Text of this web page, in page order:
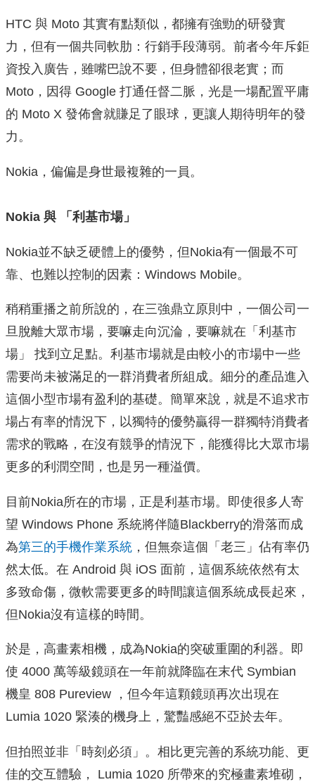
HTC 與 Moto 其實有點類似，都擁有強勁的研發實
力，但有一個共同軟肋：行銷手段薄弱。前者今年斥鉅
資投入廣告，雖嘴巴說不要，但身體卻很老實；而
Moto，因得 Google 打通任督二脈，光是一場配置平庸
的 Moto X 發佈會就賺足了眼球，更讓人期待明年的發
力。
Nokia，偏偏是身世最複雜的一員。
Nokia 與 「利基市場」
Nokia並不缺乏硬體上的優勢，但Nokia有一個最不可
靠、也難以控制的因素：Windows Mobile。
稍稍重播之前所說的，在三強鼎立原則中，一個公司一
旦脫離大眾市場，要嘛走向沉淪，要嘛就在「利基市
場」 找到立足點。利基市場就是由較小的市場中一些
需要尚未被滿足的一群消費者所組成。細分的產品進入
這個小型市場有盈利的基礎。簡單來說，就是不追求市
場占有率的情況下，以獨特的優勢贏得一群獨特消費者
需求的戰略，在沒有競爭的情況下，能獲得比大眾市場
更多的利潤空間，也是另一種溢價。
目前Nokia所在的市場，正是利基市場。即使很多人寄
望 Windows Phone 系統將伴隨Blackberry的滑落而成
為第三的手機作業系統 ，但無奈這個「老三」佔有率仍
然太低。在 Android 與 iOS 面前，這個系統依然有太
多致命傷，微軟需要更多的時間讓這個系統成長起來，
但Nokia沒有這樣的時間。
於是，高畫素相機，成為Nokia的突破重圍的利器。即
使 4000 萬等級鏡頭在一年前就降臨在末代 Symbian
機皇 808 Pureview ，但今年這顆鏡頭再次出現在
Lumia 1020 緊湊的機身上，驚豔感絕不亞於去年。
但拍照並非「時刻必須」。相比更完善的系統功能、更
佳的交互體驗， Lumia 1020 所帶來的究極畫素堆砌，